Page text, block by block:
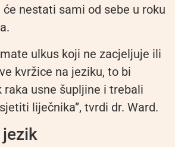
nestati sami od sebe u roku
ulkus koji ne zacjeljuje ili
kvržice na jeziku, to bi
raka usne šupljine i trebali
liječnika”, tvrdi dr. Ward.